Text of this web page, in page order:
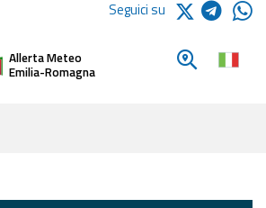
Seguici su
Allerta Meteo
Emilia-Romagna
Cerca un